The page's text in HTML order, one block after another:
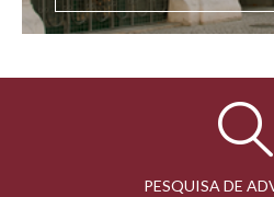
PESQUISA DE